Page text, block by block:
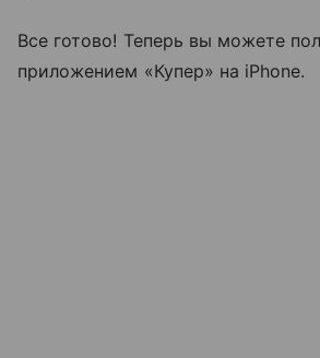
Все готово! Теперь вы можете
приложением «Купер» на iPhone.